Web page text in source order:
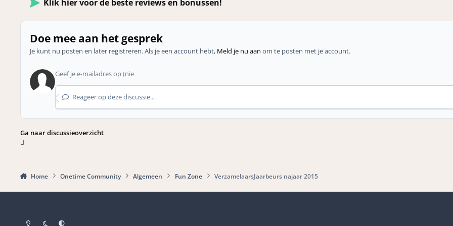
Klik hier voor de beste reviews en bonussen!
Doe mee aan het gesprek
Je kunt nu posten en later registreren. Als je een account hebt, Meld je nu aan om te posten met je account.
Reageer op deze discussie...
Ga naar discussieoverzicht
Home Onetime Community Algemeen Fun Zone VerzamelaarsJaarbeurs najaar 2015
Light ModeDark ModeSysteemvoorkeuren